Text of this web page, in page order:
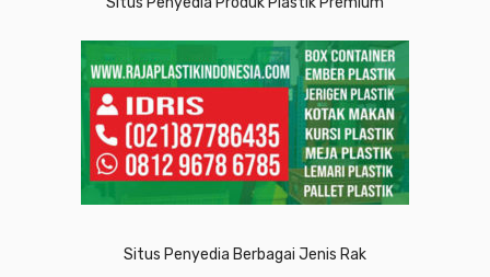
Situs Penyedia Berbagai Jenis Rak